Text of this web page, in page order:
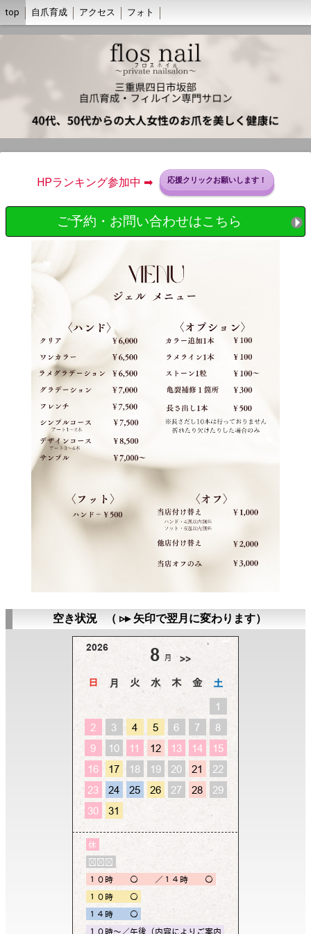
top 自爪育成 アクセス フォト
HPランキング参加中 ➡︎ 応援クリックお願いします！
ご予約・お問い合わせはこちら
空き状況 （ ▹▸ 矢印で翌月に変わります）